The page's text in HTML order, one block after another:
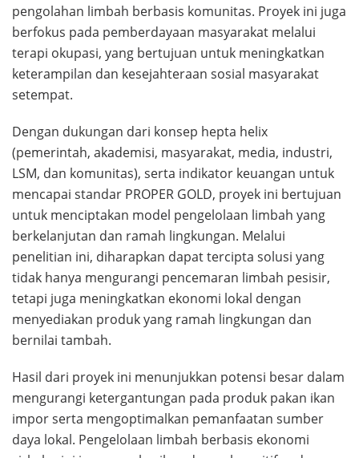
pengolahan limbah berbasis komunitas. Proyek ini juga
berfokus pada pemberdayaan masyarakat melalui
terapi okupasi, yang bertujuan untuk meningkatkan
keterampilan dan kesejahteraan sosial masyarakat
setempat.
Dengan dukungan dari konsep hepta helix
(pemerintah, akademisi, masyarakat, media, industri,
LSM, dan komunitas), serta indikator keuangan untuk
mencapai standar PROPER GOLD, proyek ini bertujuan
untuk menciptakan model pengelolaan limbah yang
berkelanjutan dan ramah lingkungan. Melalui
penelitian ini, diharapkan dapat tercipta solusi yang
tidak hanya mengurangi pencemaran limbah pesisir,
tetapi juga meningkatkan ekonomi lokal dengan
menyediakan produk yang ramah lingkungan dan
bernilai tambah.
Hasil dari proyek ini menunjukkan potensi besar dalam
mengurangi ketergantungan pada produk pakan ikan
impor serta mengoptimalkan pemanfaatan sumber
daya lokal. Pengelolaan limbah berbasis ekonomi